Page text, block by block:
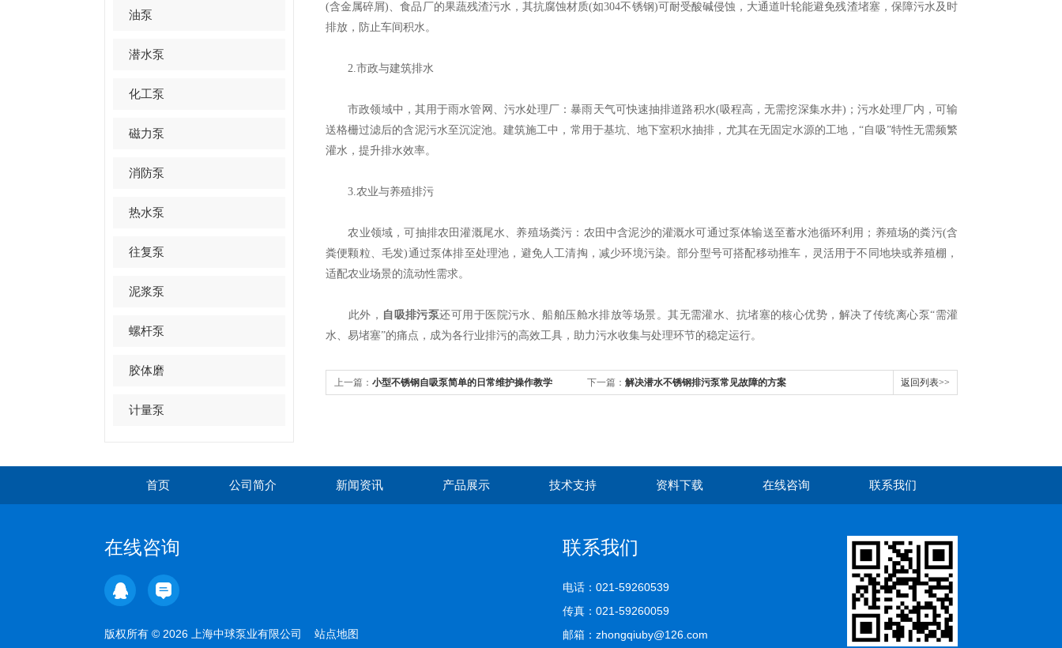
油泵
潜水泵
化工泵
磁力泵
消防泵
热水泵
往复泵
泥浆泵
螺杆泵
胶体磨
计量泵
(含金属碎屑)、食品厂的果蔬残渣污水，其抗腐蚀材质(如304不锈钢)可耐受酸碱侵蚀，大通道叶轮能避免残渣堵塞，保障污水及时
排放，防止车间积水。​
2.市政与建筑排水​
市政领域中，其用于雨水管网、污水处理厂：暴雨天气可快速抽排道路积水(吸程高，无需挖深集水井)；污水处理厂内，可输
送格栅过滤后的含泥污水至沉淀池。建筑施工中，常用于基坑、地下室积水抽排，尤其在无固定水源的工地，“自吸”特性无需频繁
灌水，提升排水效率。​
3.农业与养殖排污​
农业领域，可抽排农田灌溉尾水、养殖场粪污：农田中含泥沙的灌溉水可通过泵体输送至蓄水池循环利用；养殖场的粪污(含
粪便颗粒、毛发)通过泵体排至处理池，避免人工清掏，减少环境污染。部分型号可搭配移动推车，灵活用于不同地块或养殖棚，
适配农业场景的流动性需求。​
此外， 自吸排污泵还可用于医院污水、船舶压舱水排放等场景。其无需灌水、抗堵塞的核心优势，解决了传统离心泵“需灌
水、易堵塞”的痛点，成为各行业排污的高效工具，助力污水收集与处理环节的稳定运行。
上一篇： 小型不锈钢自吸泵简单的日常维护操作教学 下一篇： 解决潜水不锈钢排污泵常见故障的方案 返回列表>>
首页 公司简介 新闻资讯 产品展示 技术支持 资料下载 在线咨询 联系我们
在线咨询
版权所有 © 2026 上海中球泵业有限公司 站点地图
联系我们
电话：021-59260539
传真：021-59260059
邮箱：zhongqiuby@126.com